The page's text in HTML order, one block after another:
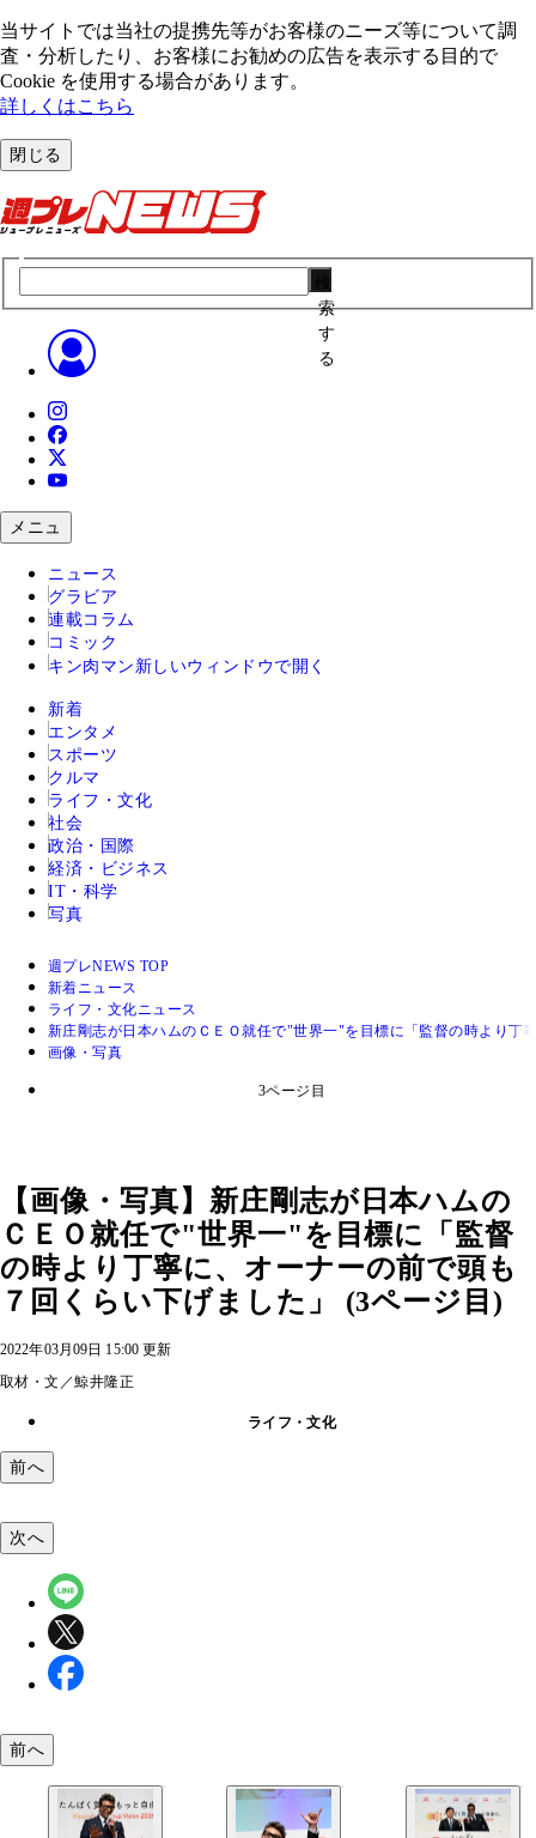
当サイトでは当社の提携先等がお客様のニーズ等について調
査・分析したり、お客様にお勧めの広告を表⽰する⽬的で
Cookie を使⽤する場合があります。
詳しくはこちら
閉じる
索
す
る
メニュ
ニュース
グラビア
連載コラム
コミック
キン肉マン 新しいウィンドウで開く
新着
エンタメ
スポーツ
クルマ
ライフ・文化
社会
政治・国際
経済・ビジネス
IT・科学
写真
週プレNEWS TOP
新着ニュース
ライフ・文化ニュース
新庄剛志が日本ハムのＣＥＯ就任で"世界一"を目標に「監督の時より丁
画像・写真
3ページ目
【画像・写真】新庄剛志が日本ハムの
ＣＥＯ就任で"世界一"を目標に「監督
の時より丁寧に、オーナーの前で頭も
７回くらい下げました」 (3ページ目)
2022年03月09日 15:00 更新
取材・文／鯨井隆正
ライフ・文化
前へ
次へ
前へ